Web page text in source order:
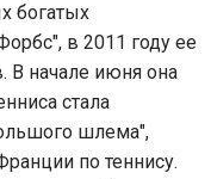
богатых
в 2011 году ее
В начале июня она
стала
шлема",
по теннису.